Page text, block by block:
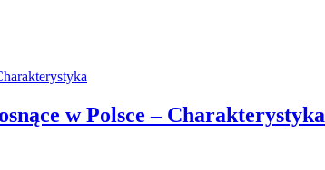
w Polsce – Charakterystyka